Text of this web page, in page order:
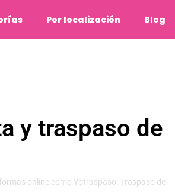
Por localización Blog
y traspaso de
online como Yotraspaso. Traspaso de